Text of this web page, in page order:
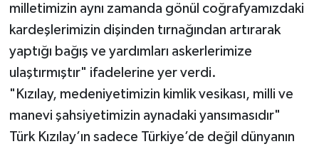
milletimizin aynı zamanda gönül coğrafyamızdaki
kardeşlerimizin dişinden tırnağından artırarak
yaptığı bağış ve yardımları askerlerimize
ulaştırmıştır" ifadelerine yer verdi.
"Kızılay, medeniyetimizin kimlik vesikası, milli ve
manevi şahsiyetimizin aynadaki yansımasıdır"
Türk Kızılay’ın sadece Türkiye’de değil dünyanın